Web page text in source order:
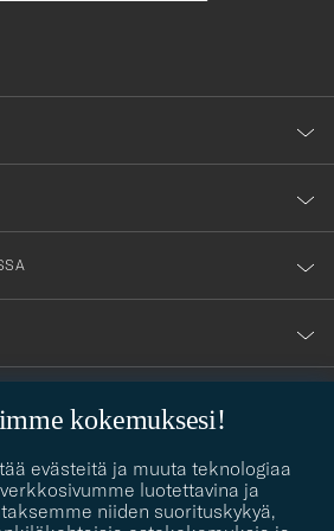
kokemuksesi!
evästeitä ja muuta teknologiaa
luotettavina ja
niiden suorituskykyä,
löytämiseen? Me autamme sinua